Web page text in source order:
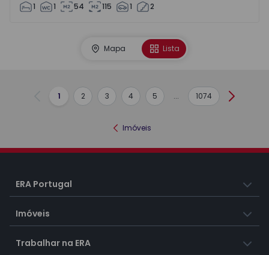
1 1 54 115 1 2
Mapa Lista
Anterior
1 2 3 4 5 ... 1074
Imóveis
ERA Portugal
Imóveis
Trabalhar na ERA